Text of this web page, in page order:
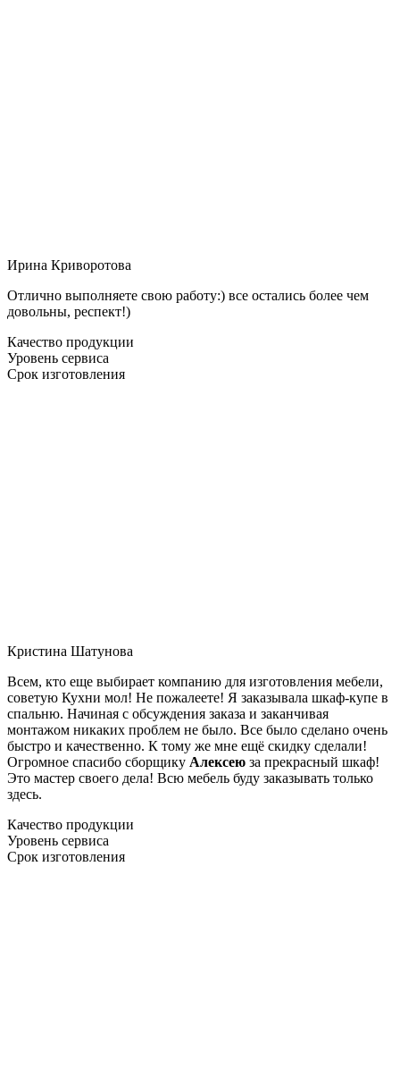
Ирина Криворотова
Отлично выполняете свою работу:) все остались более чем
довольны, респект!)
Качество продукции
Уровень сервиса
Срок изготовления
Кристина Шатунова
Всем, кто еще выбирает компанию для изготовления мебели,
советую Кухни мол! Не пожалеете! Я заказывала шкаф-купе в
спальню. Начиная с обсуждения заказа и заканчивая
монтажом никаких проблем не было. Все было сделано очень
быстро и качественно. К тому же мне ещё скидку сделали!
Огромное спасибо сборщику Алексею за прекрасный шкаф!
Это мастер своего дела! Всю мебель буду заказывать только
здесь.
Качество продукции
Уровень сервиса
Срок изготовления